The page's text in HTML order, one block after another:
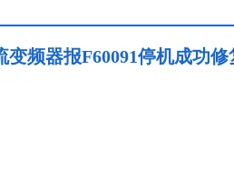
变频器报F60091停机成功修